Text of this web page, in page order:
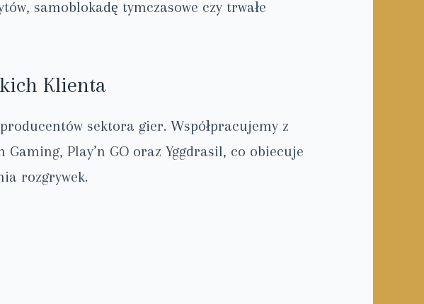
samoblokadę tymczasowe czy trwałe
Klienta
sektora gier. Współpracujemy z
Play’n GO oraz Yggdrasil, co obiecuje
rozgrywek.